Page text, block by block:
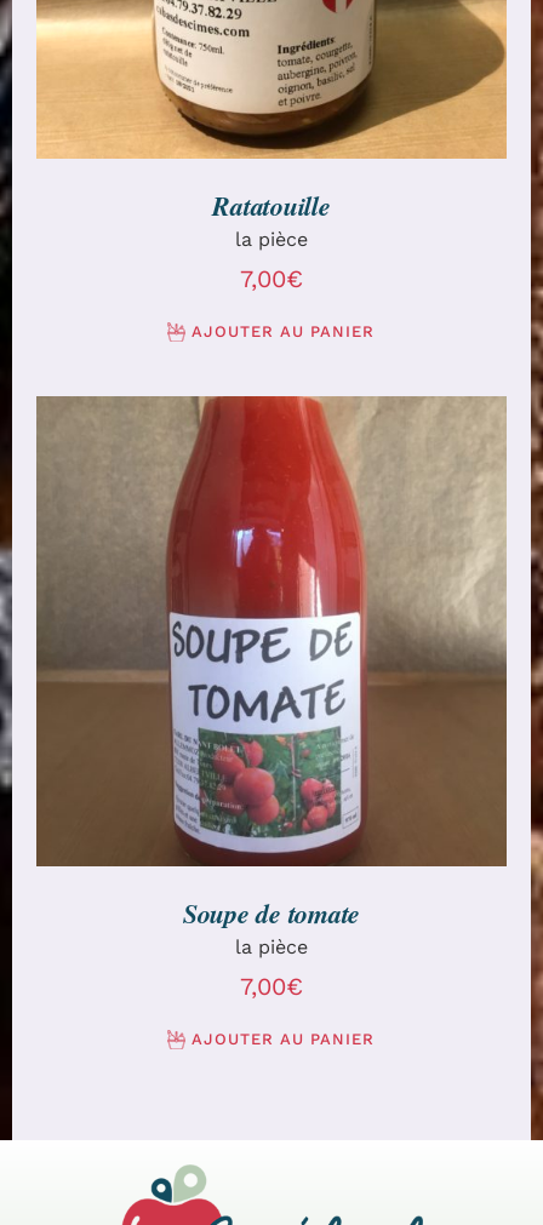
Ratatouille
la pièce
7,00€
AJOUTER AU PANIER
AJOUTER AU PANIER / DÉTAILS
Soupe de tomate
la pièce
7,00€
AJOUTER AU PANIER